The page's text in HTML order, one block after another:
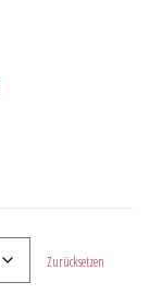
Zurücksetzen